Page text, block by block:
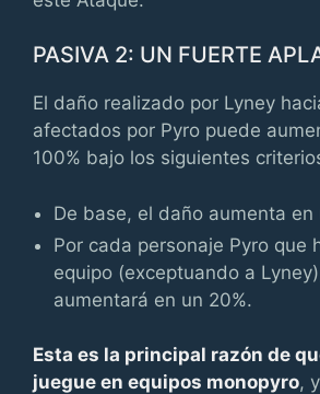
PASIVA 2: UN FUERTE
El daño realizado por Lyney
afectados por Pyro puede
100% bajo los siguientes
De base, el daño aumenta en
Por cada personaje Pyro que
equipo (exceptuando a
aumentará en un 20%.
Esta es la principal razón de
juegue en equipos monopyro,